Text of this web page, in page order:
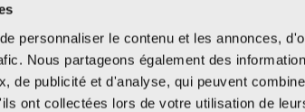
personnaliser le contenu et les annonces,
Nous partageons également des
de publicité et d'analyse, qui peuvent
ont collectées lors de votre utilisation de
Qu’en